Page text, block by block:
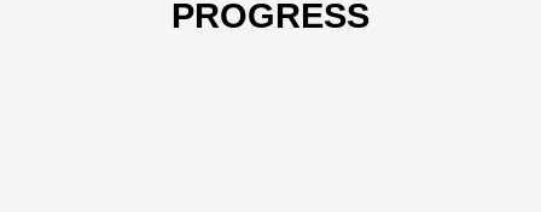
PROGRESS